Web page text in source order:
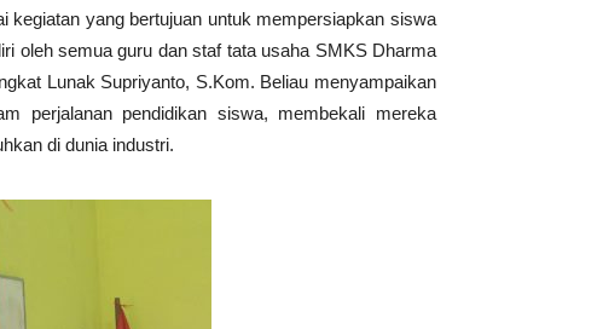
kegiatan yang bertujuan untuk mempersiapkan siswa
oleh semua guru dan staf tata usaha SMKS Dharma
Lunak Supriyanto, S.Kom. Beliau menyampaikan
perjalanan pendidikan siswa, membekali mereka
di dunia industri.